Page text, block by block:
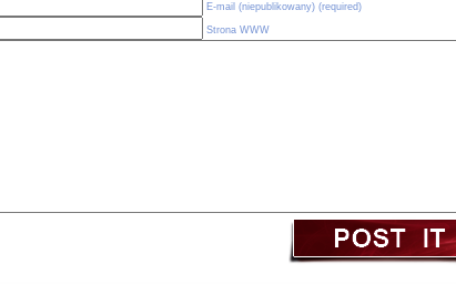
E-mail (niepublikowany) (required)
Strona WWW